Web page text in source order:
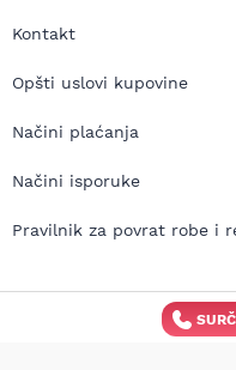
Kontakt
Opšti uslovi kupovine
Načini plaćanja
Načini isporuke
Pravilnik za povrat robe i
Copyright © MD Auto